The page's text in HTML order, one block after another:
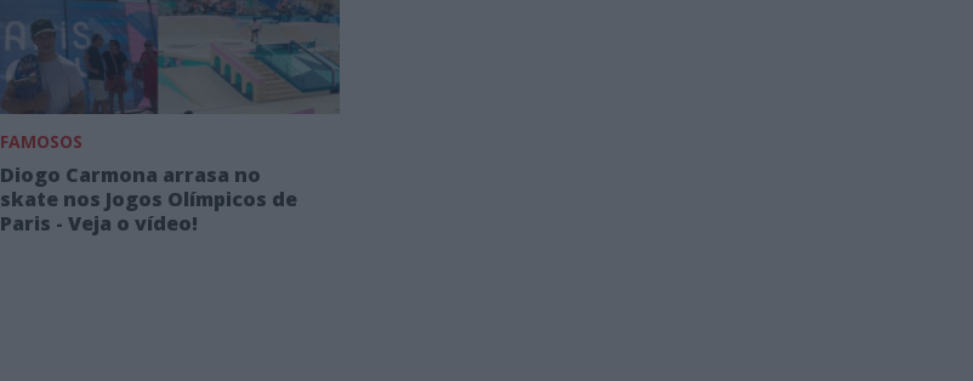
FAMOSOS
Diogo Carmona arrasa no
skate nos Jogos Olímpicos de
Paris - Veja o vídeo!